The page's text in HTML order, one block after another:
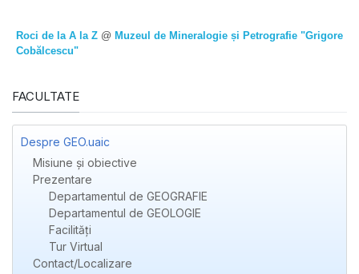
Roci de la A la Z @ Muzeul de Mineralogie și Petrografie "Grigore
Cobălcescu"
FACULTATE
Despre GEO.uaic
Misiune și obiective
Prezentare
Departamentul de GEOGRAFIE
Departamentul de GEOLOGIE
Facilități
Tur Virtual
Contact/Localizare